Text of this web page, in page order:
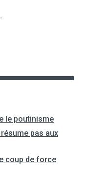
le poutinisme
pas aux
coup de force